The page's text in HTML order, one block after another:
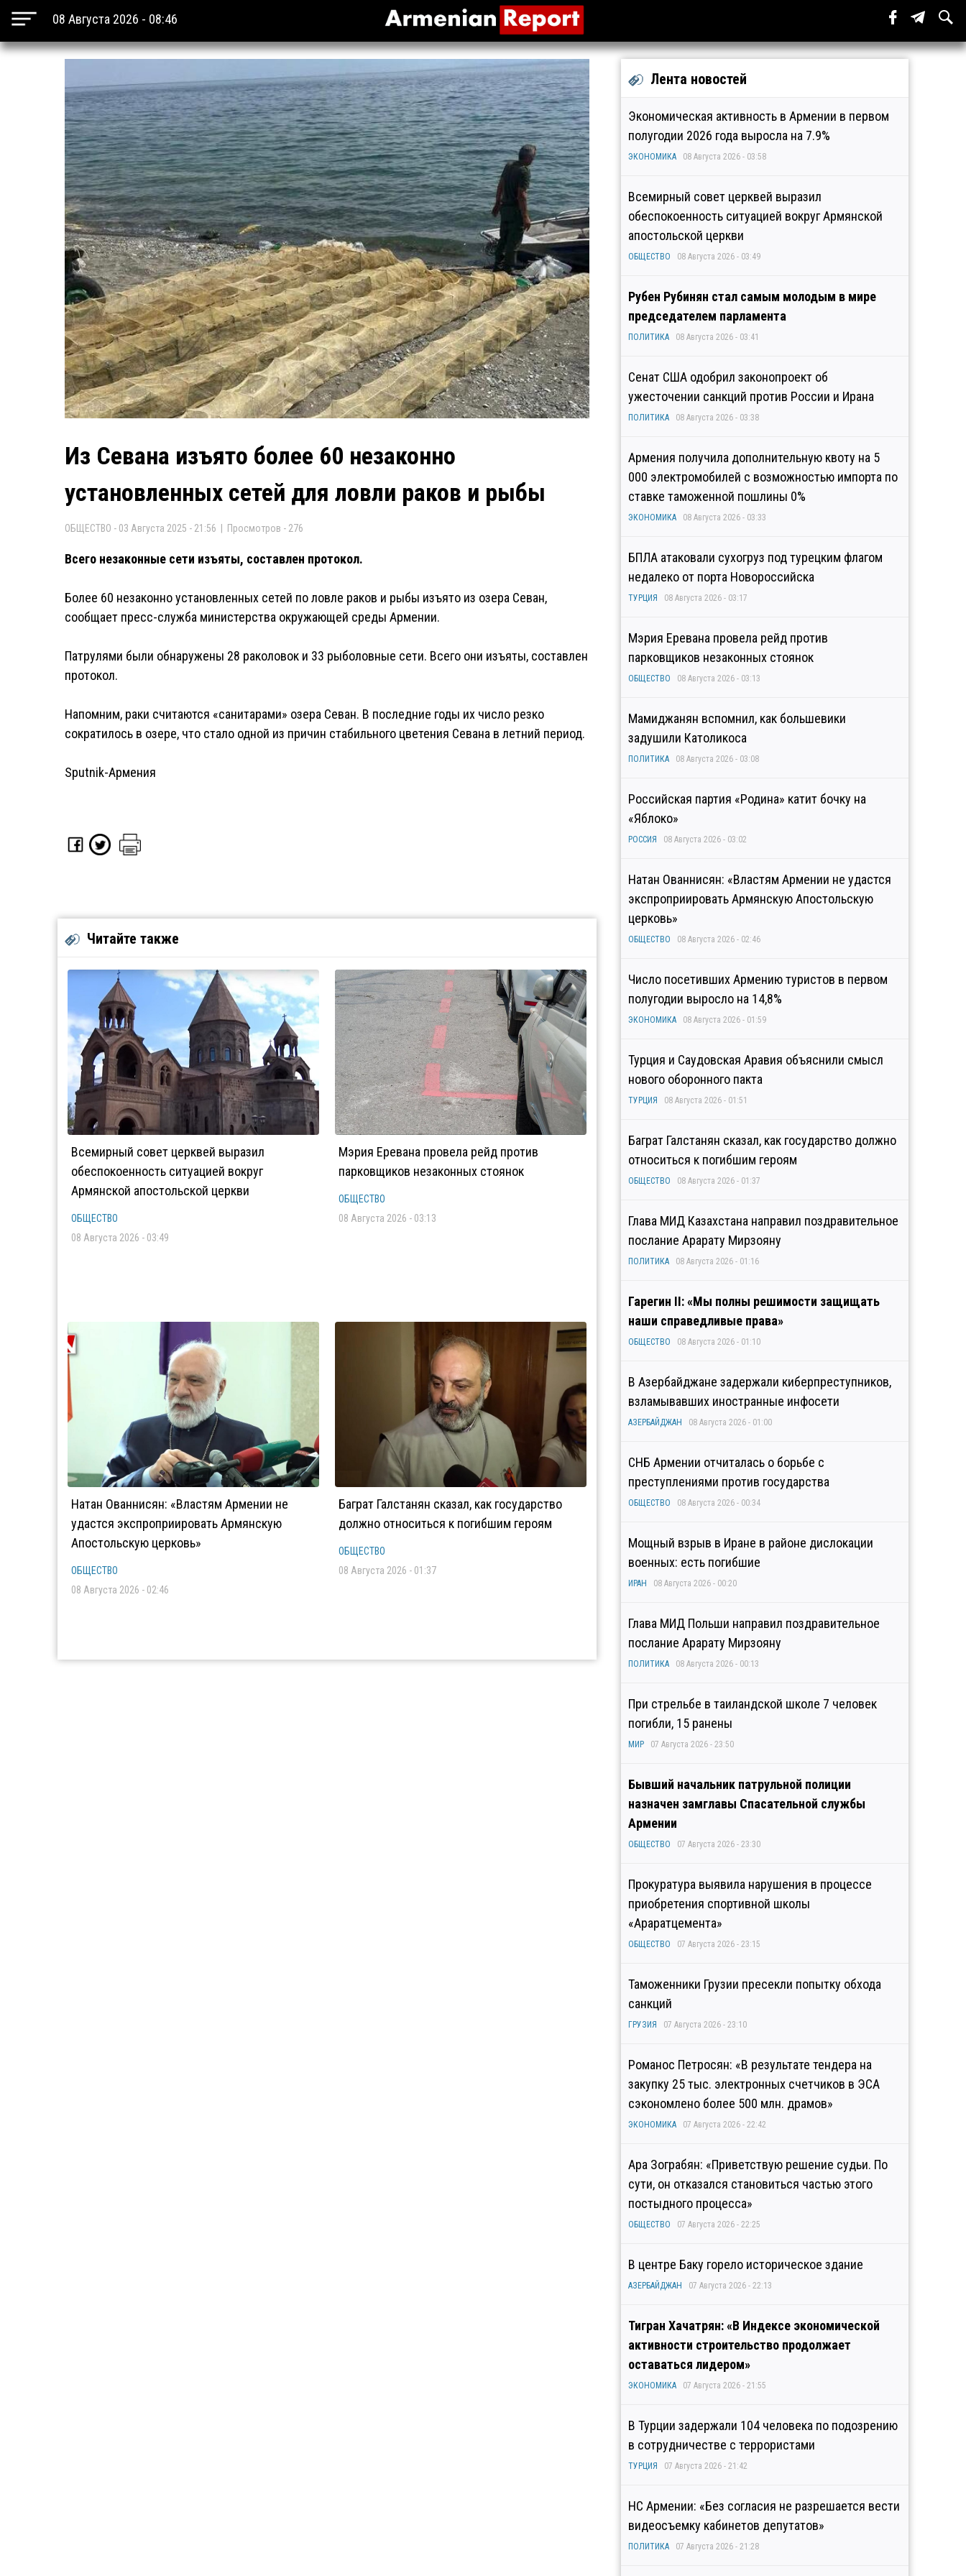
08 Августа 2026 - 08:46
Из Севана изъято более 60 незаконно
установленных сетей для ловли раков и рыбы
ОБЩЕСТВО - 03 Августа 2025 - 21:56 | Просмотров - 276
Всего незаконные сети изъяты, составлен протокол.
Более 60 незаконно установленных сетей по ловле раков и рыбы изъято из озера Севан,
сообщает пресс-служба министерства окружающей среды Армении.
Патрулями были обнаружены 28 раколовок и 33 рыболовные сети. Всего они изъяты, составлен
протокол.
Напомним, раки считаются «санитарами» озера Севан. В последние годы их число резко
сократилось в озере, что стало одной из причин стабильного цветения Севана в летний период.
Sputnik-Армения
Читайте также
Всемирный совет церквей выразил
обеспокоенность ситуацией вокруг
Армянской апостольской церкви
ОБЩЕСТВО
08 Августа 2026 - 03:49
Мэрия Еревана провела рейд против
парковщиков незаконных стоянок
ОБЩЕСТВО
08 Августа 2026 - 03:13
Натан Ованнисян: «Властям Армении не
удастся экспроприировать Армянскую
Апостольскую церковь»
ОБЩЕСТВО
08 Августа 2026 - 02:46
Баграт Галстанян сказал, как государство
должно относиться к погибшим героям
ОБЩЕСТВО
08 Августа 2026 - 01:37
Лента новостей
Экономическая активность в Армении в первом
полугодии 2026 года выросла на 7.9%
ЭКОНОМИКА 08 Августа 2026 - 03:58
Всемирный совет церквей выразил
обеспокоенность ситуацией вокруг Армянской
апостольской церкви
ОБЩЕСТВО 08 Августа 2026 - 03:49
Рубен Рубинян стал самым молодым в мире
председателем парламента
ПОЛИТИКА 08 Августа 2026 - 03:41
Сенат США одобрил законопроект об
ужесточении санкций против России и Ирана
ПОЛИТИКА 08 Августа 2026 - 03:38
Армения получила дополнительную квоту на 5
000 электромобилей с возможностью импорта по
ставке таможенной пошлины 0%
ЭКОНОМИКА 08 Августа 2026 - 03:33
БПЛА атаковали сухогруз под турецким флагом
недалеко от порта Новороссийска
ТУРЦИЯ 08 Августа 2026 - 03:17
Мэрия Еревана провела рейд против
парковщиков незаконных стоянок
ОБЩЕСТВО 08 Августа 2026 - 03:13
Мамиджанян вспомнил, как большевики
задушили Католикоса
ПОЛИТИКА 08 Августа 2026 - 03:08
Российская партия «Родина» катит бочку на
«Яблоко»
РОССИЯ 08 Августа 2026 - 03:02
Натан Ованнисян: «Властям Армении не удастся
экспроприировать Армянскую Апостольскую
церковь»
ОБЩЕСТВО 08 Августа 2026 - 02:46
Число посетивших Армению туристов в первом
полугодии выросло на 14,8%
ЭКОНОМИКА 08 Августа 2026 - 01:59
Турция и Саудовская Аравия объяснили смысл
нового оборонного пакта
ТУРЦИЯ 08 Августа 2026 - 01:51
Баграт Галстанян сказал, как государство должно
относиться к погибшим героям
ОБЩЕСТВО 08 Августа 2026 - 01:37
Глава МИД Казахстана направил поздравительное
послание Арарату Мирзояну
ПОЛИТИКА 08 Августа 2026 - 01:16
Гарегин II: «Мы полны решимости защищать
наши справедливые права»
ОБЩЕСТВО 08 Августа 2026 - 01:10
В Азербайджане задержали киберпреступников,
взламывавших иностранные инфосети
АЗЕРБАЙДЖАН 08 Августа 2026 - 01:00
СНБ Армении отчиталась о борьбе с
преступлениями против государства
ОБЩЕСТВО 08 Августа 2026 - 00:34
Мощный взрыв в Иране в районе дислокации
военных: есть погибшие
ИРАН 08 Августа 2026 - 00:20
Глава МИД Польши направил поздравительное
послание Арарату Мирзояну
ПОЛИТИКА 08 Августа 2026 - 00:13
При стрельбе в таиландской школе 7 человек
погибли, 15 ранены
МИР 07 Августа 2026 - 23:50
Бывший начальник патрульной полиции
назначен замглавы Спасательной службы
Армении
ОБЩЕСТВО 07 Августа 2026 - 23:30
Прокуратура выявила нарушения в процессе
приобретения спортивной школы
«Араратцемента»
ОБЩЕСТВО 07 Августа 2026 - 23:15
Таможенники Грузии пресекли попытку обхода
санкций
ГРУЗИЯ 07 Августа 2026 - 23:10
Романос Петросян: «В результате тендера на
закупку 25 тыс. электронных счетчиков в ЭСА
сэкономлено более 500 млн. драмов»
ЭКОНОМИКА 07 Августа 2026 - 22:42
Ара Зограбян: «Приветствую решение судьи. По
сути, он отказался становиться частью этого
постыдного процесса»
ОБЩЕСТВО 07 Августа 2026 - 22:25
В центре Баку горело историческое здание
АЗЕРБАЙДЖАН 07 Августа 2026 - 22:13
Тигран Хачатрян: «В Индексе экономической
активности строительство продолжает
оставаться лидером»
ЭКОНОМИКА 07 Августа 2026 - 21:55
В Турции задержали 104 человека по подозрению
в сотрудничестве с террористами
ТУРЦИЯ 07 Августа 2026 - 21:42
НС Армении: «Без согласия не разрешается вести
видеосъемку кабинетов депутатов»
ПОЛИТИКА 07 Августа 2026 - 21:28